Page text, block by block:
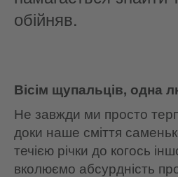
обійняв.
Вісім щупальців, одна
Не завжди ми просто
доки наше сміття
течією річки до когось
вколюємо абсурдність